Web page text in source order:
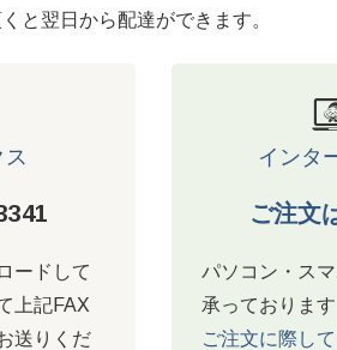
と翌日から配達ができます。
ードして
上記FAX
送りくだ
インタ
ご注文
パソコン・ス
承っております
ご注文に際して